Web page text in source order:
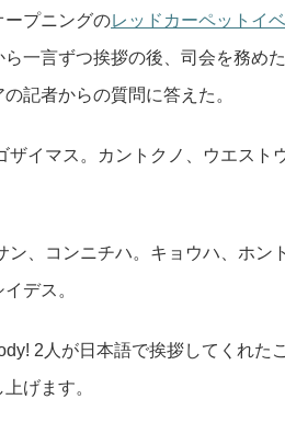
ープニングのレッドカーペットイ
一言ずつ挨拶の後、司会を務め
記者からの質問に答えた。
ザイマス。カントクノ、ウエスト
ン、コンニチハ。キョウハ、ホン
デス。
2人が日本語で挨拶してくれた
げます。